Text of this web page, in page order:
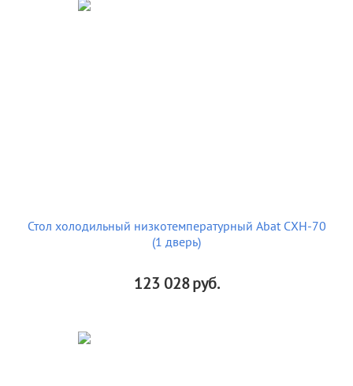
Стол холодильный низкотемпературный Abat СХН-70
(1 дверь)
123 028руб.